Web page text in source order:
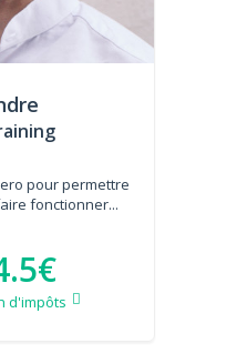
pour permettre
fonctionner...
d'impôts